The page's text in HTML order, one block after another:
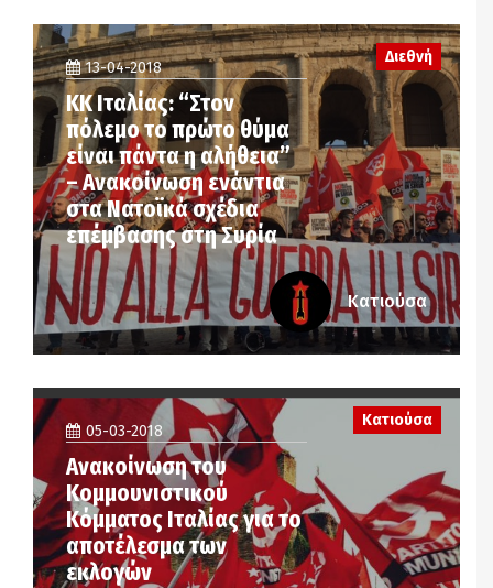
13-04-2018
ΚΚ Ιταλίας: “Στον
πόλεμο το πρώτο θύμα
είναι πάντα η αλήθεια”
– Ανακοίνωση ενάντια
στα Νατοϊκά σχέδια
επέμβασης στη Συρία
Διεθνή
Κατιούσα
05-03-2018
Ανακοίνωση του
Κομμουνιστικού
Κόμματος Ιταλίας για το
αποτέλεσμα των
εκλογών
Κατιούσα